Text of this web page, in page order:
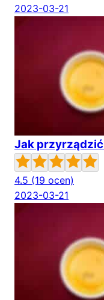
2023-03-21
Jak
4.5 (19 ocen)
2023-03-21